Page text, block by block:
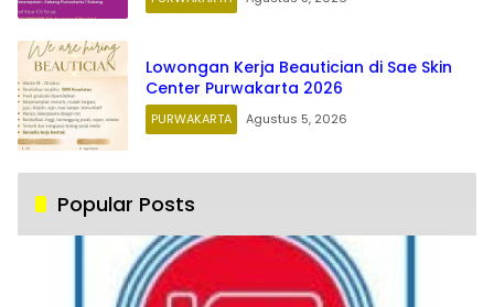
Lowongan Kerja Beautician di Sae Skin
Center Purwakarta 2026
PURWAKARTA Agustus 5, 2026
Popular Posts